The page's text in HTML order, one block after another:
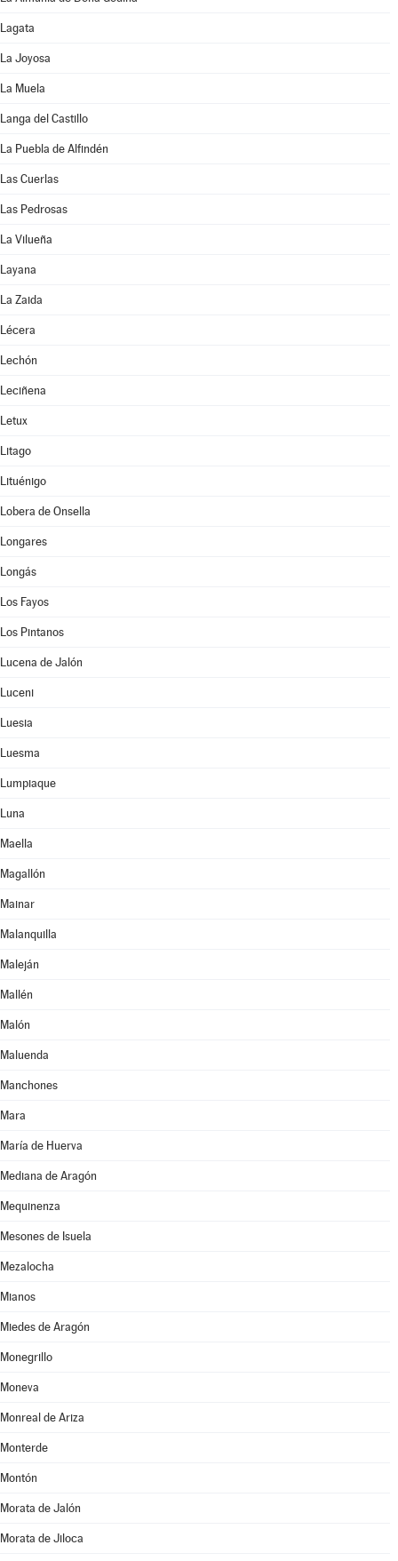
Lagata
La Joyosa
La Muela
Langa del Castillo
La Puebla de Alfindén
Las Cuerlas
Las Pedrosas
La Vilueña
Layana
La Zaida
Lécera
Lechón
Leciñena
Letux
Litago
Lituénigo
Lobera de Onsella
Longares
Longás
Los Fayos
Los Pintanos
Lucena de Jalón
Luceni
Luesia
Luesma
Lumpiaque
Luna
Maella
Magallón
Mainar
Malanquilla
Maleján
Mallén
Malón
Maluenda
Manchones
Mara
María de Huerva
Mediana de Aragón
Mequinenza
Mesones de Isuela
Mezalocha
Mianos
Miedes de Aragón
Monegrillo
Moneva
Monreal de Ariza
Monterde
Montón
Morata de Jalón
Morata de Jiloca